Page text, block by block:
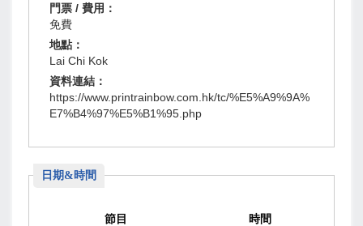
門票 / 費用：
免費
地點：
Lai Chi Kok
資料連結：
https://www.printrainbow.com.hk/tc/%E5%A9%9A%
E7%B4%97%E5%B1%95.php
日期&時間
節目
時間